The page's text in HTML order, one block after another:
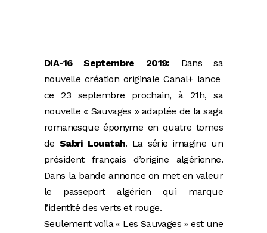
DIA-16 Septembre 2019: Dans sa
nouvelle création originale Canal+ lance
ce 23 septembre prochain, à 21h, sa
nouvelle « Sauvages » adaptée de la saga
romanesque éponyme en quatre tomes
de Sabri Louatah. La série imagine un
président français d’origine algérienne.
Dans la bande annonce on met en valeur
le passeport algérien qui marque
l’identité des verts et rouge.
Seulement voila « Les Sauvages » est une